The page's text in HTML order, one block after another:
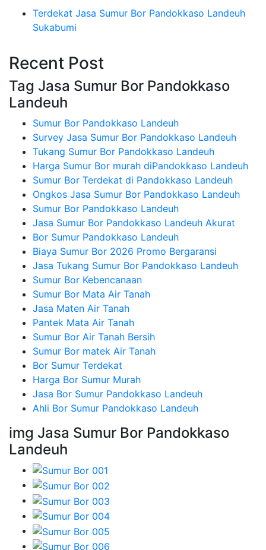
Terdekat Jasa Sumur Bor Pandokkaso Landeuh
Sukabumi
Recent Post
Tag Jasa Sumur Bor Pandokkaso
Landeuh
Sumur Bor Pandokkaso Landeuh
Survey Jasa Sumur Bor Pandokkaso Landeuh
Tukang Sumur Bor Pandokkaso Landeuh
Harga Sumur Bor murah diPandokkaso Landeuh
Sumur Bor Terdekat di Pandokkaso Landeuh
Ongkos Jasa Sumur Bor Pandokkaso Landeuh
Sumur Bor Pandokkaso Landeuh
Jasa Sumur Bor Pandokkaso Landeuh Akurat
Bor Sumur Pandokkaso Landeuh
Biaya Sumur Bor 2026 Promo Bergaransi
Jasa Tukang Sumur Bor Pandokkaso Landeuh
Sumur Bor Kebencanaan
Sumur Bor Mata Air Tanah
Jasa Maten Air Tanah
Pantek Mata Air Tanah
Sumur Bor Air Tanah Bersih
Sumur Bor matek Air Tanah
Bor Sumur Terdekat
Harga Bor Sumur Murah
Jasa Bor Sumur Pandokkaso Landeuh
Ahli Bor Sumur Pandokkaso Landeuh
img Jasa Sumur Bor Pandokkaso
Landeuh